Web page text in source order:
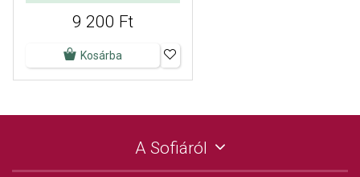
9 200 Ft
Kosárba
A Sofiáról